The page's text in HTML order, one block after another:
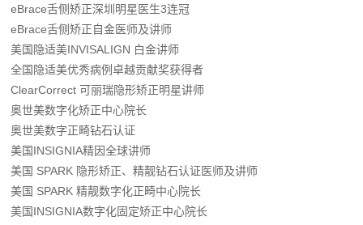
eBrace舌侧矫正深圳明星医生3连冠
eBrace舌侧矫正自金医师及讲师
美国隐适美INVISALIGN 白金讲师
全国隐适美优秀病例卓越贡献奖获得者
ClearCorrect 可丽瑞隐形矫正明星讲师
奥世美数字化矫正中心院长
奥世美数字正畸钻石认证
美国INSIGNIA精因全球讲师
美国 SPARK 隐形矫正、精靓钻石认证医师及讲师
美国 SPARK 精靓数字化正畸中心院长
美国INSIGNIA数字化固定矫正中心院长